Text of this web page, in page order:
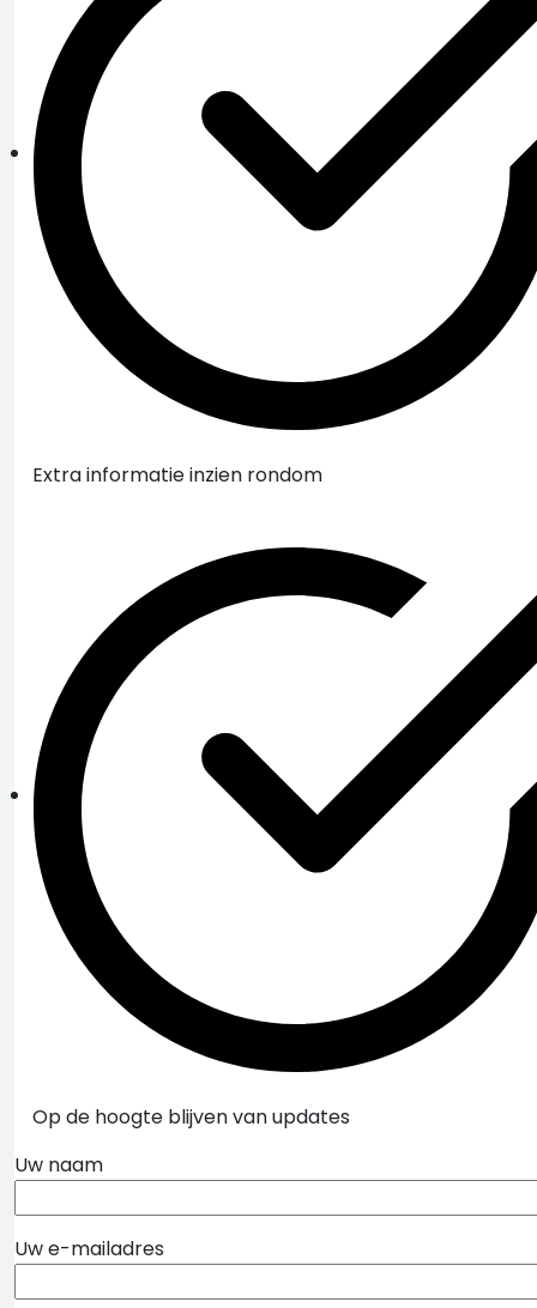
Extra informatie inzien rondom
Op de hoogte blijven van updates
Uw naam
Uw e-mailadres